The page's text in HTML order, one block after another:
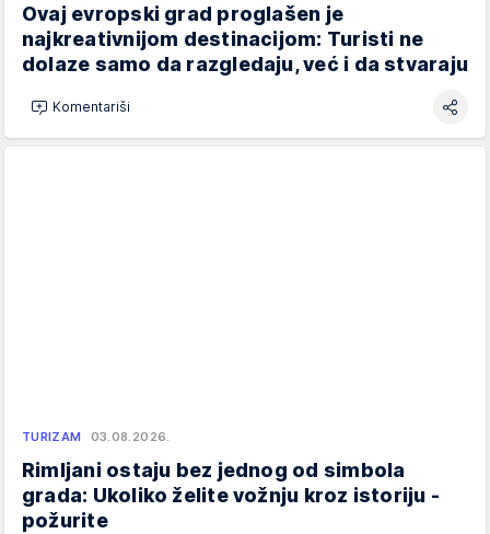
Ovaj evropski grad proglašen je
najkreativnijom destinacijom: Turisti ne
dolaze samo da razgledaju, već i da stvaraju
Komentariši
TURIZAM 03.08.2026.
Rimljani ostaju bez jednog od simbola
grada: Ukoliko želite vožnju kroz istoriju -
požurite